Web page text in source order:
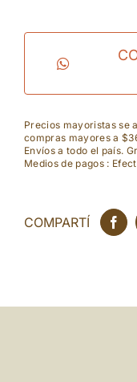
Precios mayoristas se
compras mayores a
Envíos a todo el país.
Medios de pagos :
COMPARTÍ